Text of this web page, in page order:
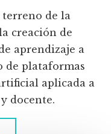
de la
creación de
aprendizaje a
de plataformas
aplicada a
docente.